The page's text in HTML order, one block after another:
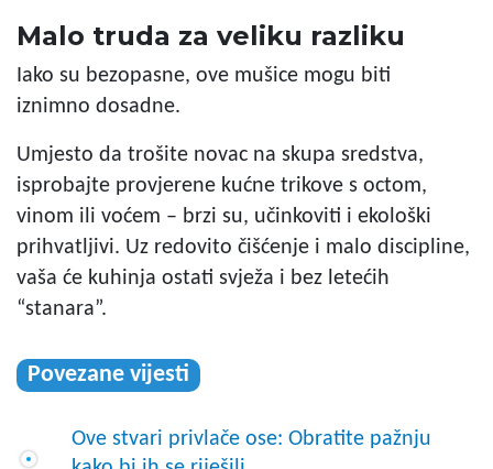
Malo truda za veliku razliku
Iako su bezopasne, ove mušice mogu biti
iznimno dosadne.
Umjesto da trošite novac na skupa sredstva,
isprobajte provjerene kućne trikove s octom,
vinom ili voćem – brzi su, učinkoviti i ekološki
prihvatljivi. Uz redovito čišćenje i malo discipline,
vaša će kuhinja ostati svježa i bez letećih
“stanara”.
Povezane vijesti
Ove stvari privlače ose: Obratite pažnju